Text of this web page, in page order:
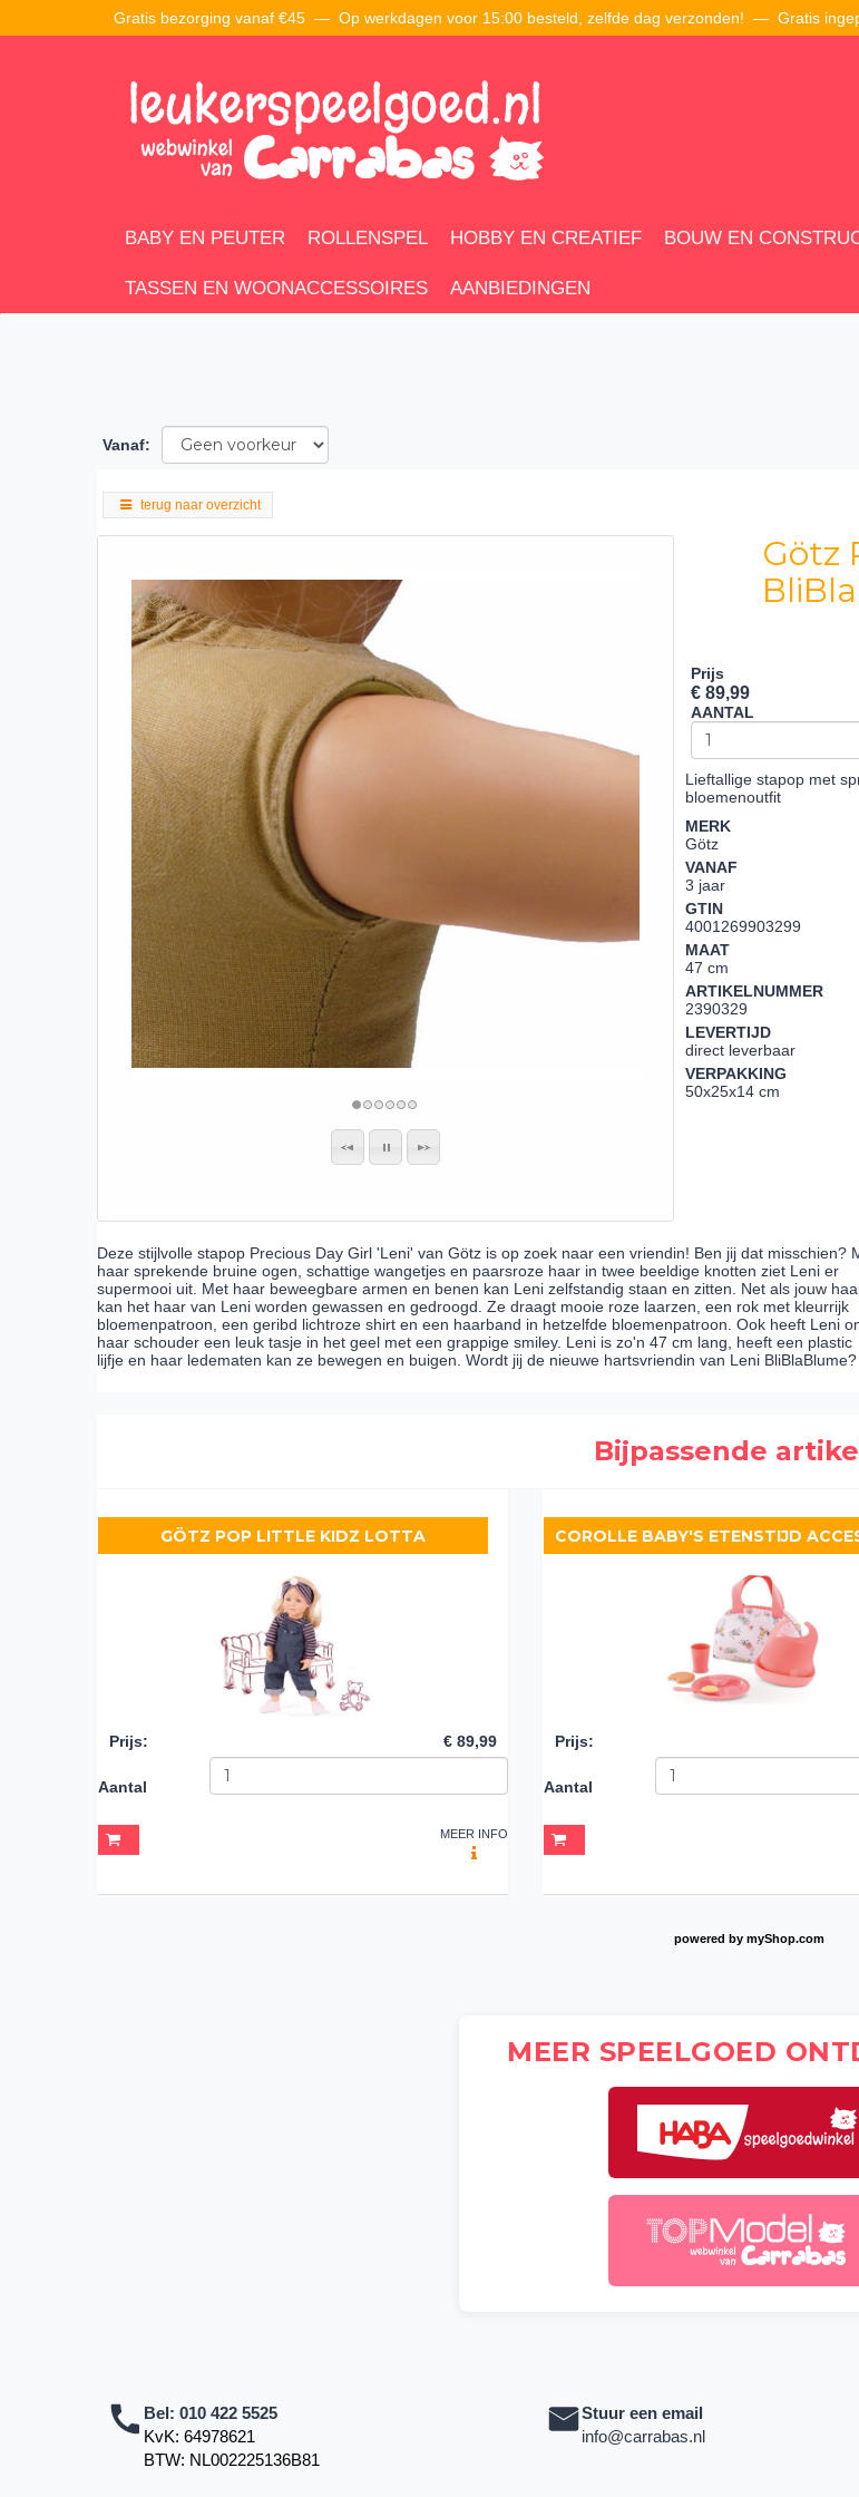
Gratis bezorging vanaf €45 — Op werkdagen voor 15:00 besteld, zelfde dag verzonden! — Gratis
BABY EN PEUTER ROLLENSPEL HOBBY EN CREATIEF BOUW EN
TASSEN EN WOONACCESSOIRES AANBIEDINGEN
Vanaf:
terug naar overzicht
Götz
Prijs
€ 89,99
AANTAL
Lieftallige stapop met
bloemenoutfit
MERK
Götz
VANAF
3 jaar
GTIN
4001269903299
MAAT
47 cm
ARTIKELNUMMER
2390329
LEVERTIJD
direct leverbaar
VERPAKKING
50x25x14 cm
Deze stijlvolle stapop Precious Day Girl 'Leni' van Götz is op zoek naar een vriendin! Ben jij dat misschien?
haar sprekende bruine ogen, schattige wangetjes en paarsroze haar in twee beeldige knotten ziet Leni er
supermooi uit. Met haar beweegbare armen en benen kan Leni zelfstandig staan en zitten. Net als jouw
kan het haar van Leni worden gewassen en gedroogd. Ze draagt mooie roze laarzen, een rok met kleurrijk
bloemenpatroon, een geribd lichtroze shirt en een haarband in hetzelfde bloemenpatroon. Ook heeft Leni
haar schouder een leuk tasje in het geel met een grappige smiley. Leni is zo'n 47 cm lang, heeft een plastic
lijfje en haar ledematen kan ze bewegen en buigen. Wordt jij de nieuwe hartsvriendin van Leni BliBlaBlume?
Bijpassende
GÖTZ POP LITTLE KIDZ LOTTA
Prijs: € 89,99
Aantal
MEER INFO
Prijs:
Aantal
powered by myShop.com
MEER SPEELGOED
Bel: 010 422 5525
KvK: 64978621
BTW: NL002225136B81
Stuur een email
info@carrabas.nl